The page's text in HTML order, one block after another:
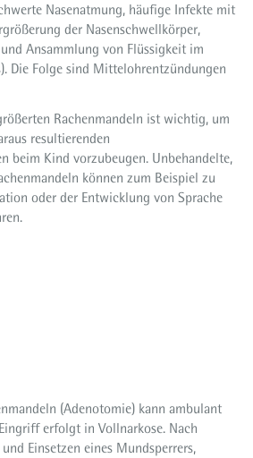
Nasenatmung, häufige Infekte mit
der Nasenschwellkörper,
Ansammlung von Flüssigkeit im
Die Folge sind Mittelohrentzündungen
Rachenmandeln ist wichtig, um
resultierenden
beim Kind vorzubeugen. Unbehandelte,
können zum Beispiel zu
oder der Entwicklung von Sprache
(Adenotomie) kann ambulant
erfolgt in Vollnarkose. Nach
Einsetzen eines Mundsperrers,